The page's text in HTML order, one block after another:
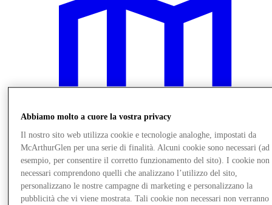
Vieni a trovarci
Abbiamo molto a cuore la vostra privacy
Il nostro sito web utilizza cookie e tecnologie analoghe, impostati da
McArthurGlen per una serie di finalità. Alcuni cookie sono necessari (ad
esempio, per consentire il corretto funzionamento del sito). I cookie non
necessari comprendono quelli che analizzano l’utilizzo del sito,
personalizzano le nostre campagne di marketing e personalizzano la
pubblicità che vi viene mostrata. Tali cookie non necessari non verranno